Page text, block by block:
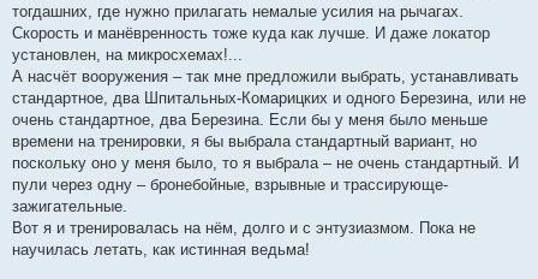
тогдашних, где нужно прилагать немалые усилия на рычагах.
Скорость и манёвренность тоже куда как лучше. И даже локатор
установлен, на микросхемах!...
А насчёт вооружения – так мне предложили выбрать, устанавливать
стандартное, два Шпитальных-Комарицких и одного Березина, или не
очень стандартное, два Березина. Если бы у меня было меньше
времени на тренировки, я бы выбрала стандартный вариант, но
поскольку оно у меня было, то я выбрала – не очень стандартный. И
пули через одну – бронебойные, взрывные и трассирующе-
зажигательные.
Вот я и тренировалась на нём, долго и с энтузиазмом. Пока не
научилась летать, как истинная ведьма!